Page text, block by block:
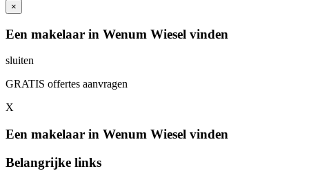
×
Een makelaar in Wenum Wiesel vinden
sluiten
GRATIS offertes aanvragen
X
Een makelaar in Wenum Wiesel vinden
Belangrijke links